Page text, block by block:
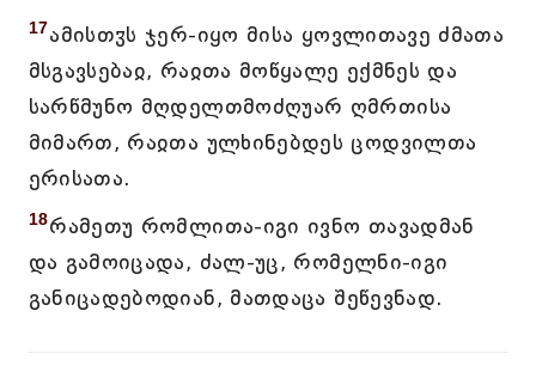
17ამისთჳს ჯერ-იყო მისა ყოვლითავე ძმათა
მსგავსებაჲ, რაჲთა მოწყალე ექმნეს და
სარწმუნო მღდელთმოძღუარ ღმრთისა
მიმართ, რაჲთა ულხინებდეს ცოდვილთა
ერისათა.
18რამეთუ რომლითა-იგი ივნო თავადმან
და გამოიცადა, ძალ-უც, რომელნი-იგი
განიცადებოდიან, მათდაცა შეწევნად.